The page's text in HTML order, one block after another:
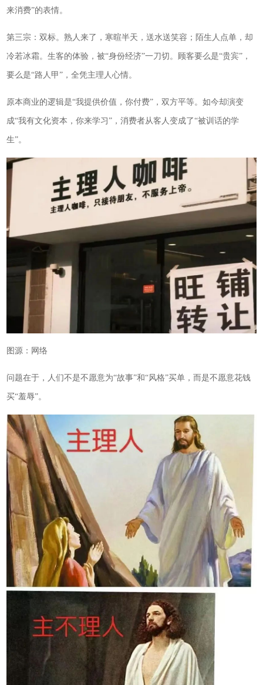
来消费”的表情。
第三宗：双标。熟人来了，寒暄半天，送水送笑容；陌生人点单，却
冷若冰霜。生客的体验，被“身份经济”一刀切。顾客要么是“贵宾”，
要么是“路人甲”，全凭主理人心情。
原本商业的逻辑是“我提供价值，你付费”，双方平等。如今却演变
成“我有文化资本，你来学习”，消费者从客人变成了“被训话的学
生”。
图源：网络
问题在于，人们不是不愿意为“故事”和“风格”买单，而是不愿意花钱
买“羞辱”。